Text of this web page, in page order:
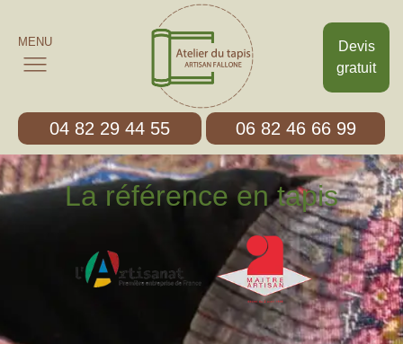
Devis
gratuit
MENU
04 82 29 44 55 06 82 46 66 99
La référence en tapis